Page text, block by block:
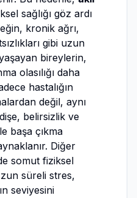
sağlığı göz ardı
kronik ağrı,
gibi uzun
bireylerin,
olasılığı daha
hastalığın
değil, aynı
belirsizlik ve
başa çıkma
Diğer
somut fiziksel
süreli stres,
seviyesini